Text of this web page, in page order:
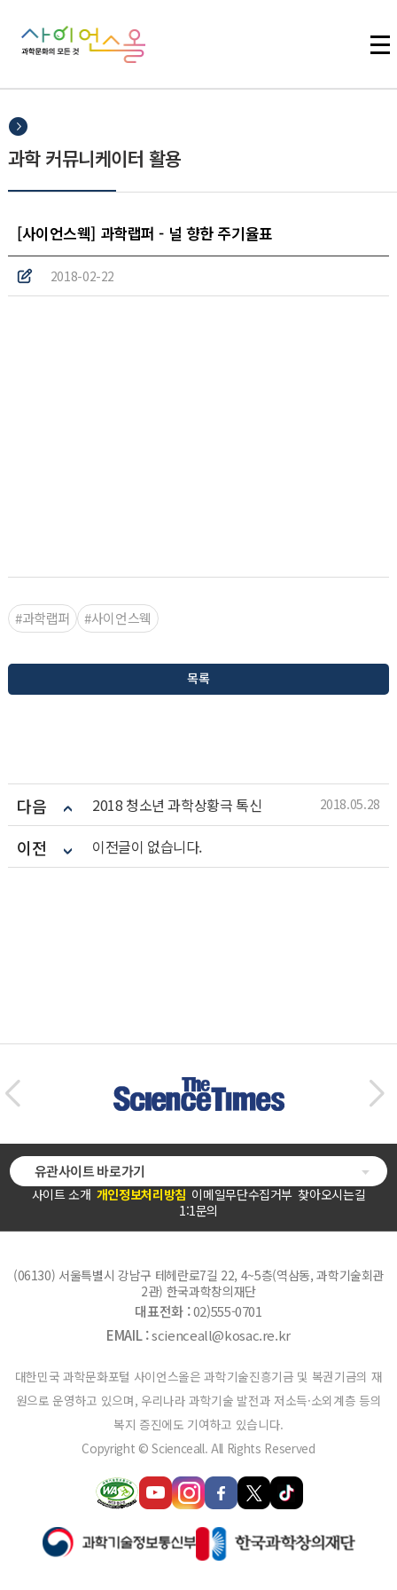
과학 커뮤니케이터 활용
[사이언스웩] 과학랩퍼 - 널 향한 주기율표
2018-02-22
#과학랩퍼 #사이언스웩
목록
다음 2018 청소년 과학상황극 톡신 2018.05.28
이전 이전글이 없습니다.
사이트 소개 개인정보처리방침 이메일무단수집거부 찾아오시는길
1:1문의
유관사이트 바로가기
(06130) 서울특별시 강남구 테헤란로7길 22, 4~5층(역삼동, 과학기술회관
2관) 한국과학창의재단
대표전화 :02)555-0701
EMAIL :scienceall@kosac.re.kr
대한민국 과학문화포털 사이언스올은 과학기술진흥기금 및 복권기금의 재
원으로 운영하고 있으며, 우리나라 과학기술 발전과 저소득·소외계층 등의
복지 증진에도 기여하고 있습니다.
Copyright © Scienceall. All Rights Reserved